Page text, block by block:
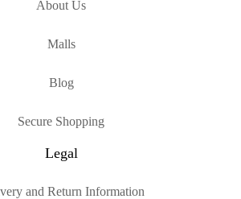
About Us
Malls
Blog
Secure Shopping
Legal
and Return Information